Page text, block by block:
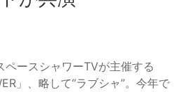
ースシャワーTVが主催する
」、略して“ラブシャ”。今年で